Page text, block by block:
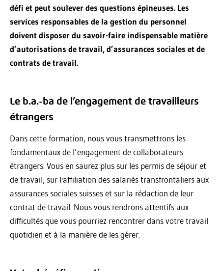
défi et peut soulever des questions épineuses. Les
services responsables de la gestion du personnel
doivent disposer du savoir-faire indispensable matière
d’autorisations de travail, d’assurances sociales et de
contrats de travail.
Le b.a.-ba de l’engagement de travailleurs
étrangers
Dans cette formation, nous vous transmettrons les
fondamentaux de l’engagement de collaborateurs
étrangers. Vous en saurez plus sur les permis de séjour et
de travail, sur l'affiliation des salariés transfrontaliers aux
assurances sociales suisses et sur la rédaction de leur
contrat de travail. Nous vous rendrons attentifs aux
difficultés que vous pourriez rencontrer dans votre travail
quotidien et à la manière de les gérer.